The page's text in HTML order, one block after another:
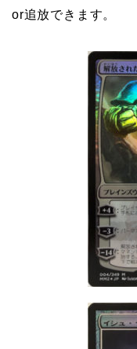
or追放できます。